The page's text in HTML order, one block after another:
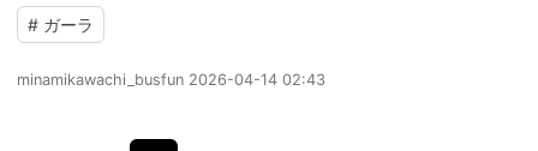
# ガーラ
minamikawachi_busfun 2026-04-14 02:43